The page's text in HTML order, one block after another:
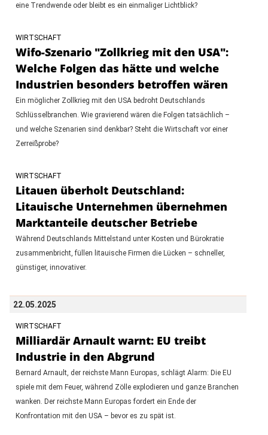
eine Trendwende oder bleibt es ein einmaliger Lichtblick?
WIRTSCHAFT
Wifo-Szenario "Zollkrieg mit den USA":
Welche Folgen das hätte und welche
Industrien besonders betroffen wären
Ein möglicher Zollkrieg mit den USA bedroht Deutschlands
Schlüsselbranchen. Wie gravierend wären die Folgen tatsächlich –
und welche Szenarien sind denkbar? Steht die Wirtschaft vor einer
Zerreißprobe?
WIRTSCHAFT
Litauen überholt Deutschland:
Litauische Unternehmen übernehmen
Marktanteile deutscher Betriebe
Während Deutschlands Mittelstand unter Kosten und Bürokratie
zusammenbricht, füllen litauische Firmen die Lücken – schneller,
günstiger, innovativer.
22.05.2025
WIRTSCHAFT
Milliardär Arnault warnt: EU treibt
Industrie in den Abgrund
Bernard Arnault, der reichste Mann Europas, schlägt Alarm: Die EU
spiele mit dem Feuer, während Zölle explodieren und ganze Branchen
wanken. Der reichste Mann Europas fordert ein Ende der
Konfrontation mit den USA – bevor es zu spät ist.